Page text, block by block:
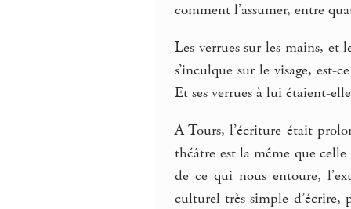
comment l’assumer, entre
Les verrues sur les mains, et
s’inculque sur le visage,
Et ses verrues à lui étaient-
A Tours, l’écriture était
théâtre est la même que
de ce qui nous entoure,
culturel très simple